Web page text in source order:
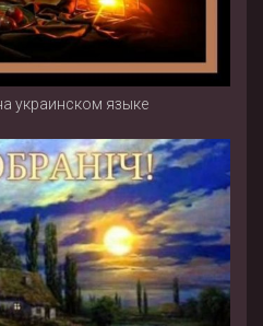
украинском языке